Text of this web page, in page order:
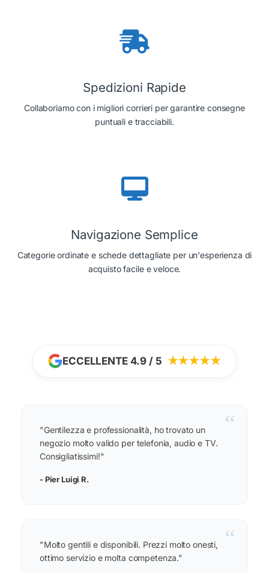
Spedizioni Rapide
Collaboriamo con i migliori corrieri per garantire consegne
puntuali e tracciabili.
Navigazione Semplice
Categorie ordinate e schede dettagliate per un'esperienza di
acquisto facile e veloce.
ECCELLENTE 4.9 / 5 ★★★★★
“
"Gentilezza e professionalità, ho trovato un
negozio molto valido per telefonia, audio e TV.
Consigliatissimi!"
- Pier Luigi R.
“
"Molto gentili e disponibili. Prezzi molto onesti,
ottimo servizio e molta competenza."